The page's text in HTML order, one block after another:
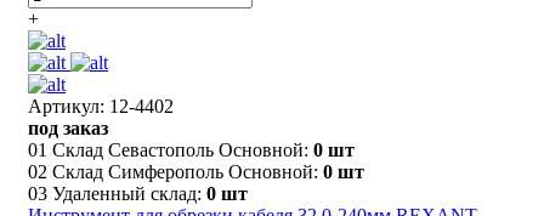
+
Артикул: 12-4402
под заказ
01 Склад Севастополь Основной: 0 шт
02 Склад Симферополь Основной: 0 шт
03 Удаленный склад: 0 шт